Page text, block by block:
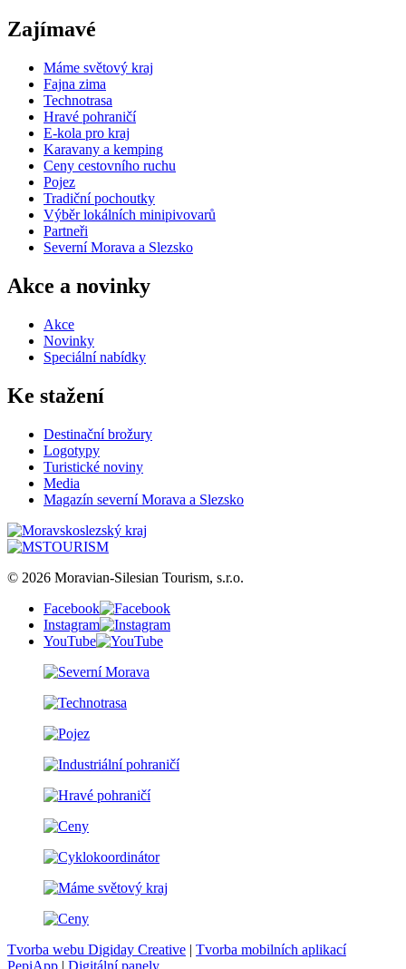
Zajímavé
Máme světový kraj
Fajna zima
Technotrasa
Hravé pohraničí
E-kola pro kraj
Karavany a kemping
Ceny cestovního ruchu
Pojez
Tradiční pochoutky
Výběr lokálních minipivovarů
Partneři
Severní Morava a Slezsko
Akce a novinky
Akce
Novinky
Speciální nabídky
Ke stažení
Destinační brožury
Logotypy
Turistické noviny
Media
Magazín severní Morava a Slezsko
© 2026 Moravian-Silesian Tourism, s.r.o.
Facebook
Instagram
YouTube
Tvorba webu Digiday Creative | Tvorba mobilních aplikací
PepiApp | Digitální panely